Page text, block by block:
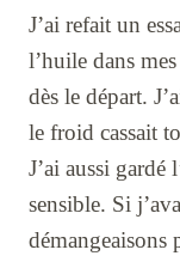
J’ai refait un
l’huile dans
dès le départ.
le froid cassait
J’ai aussi gardé
sensible. Si
démangeaisons